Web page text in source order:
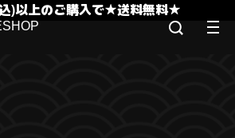
)以上のご購入で★送料無料★